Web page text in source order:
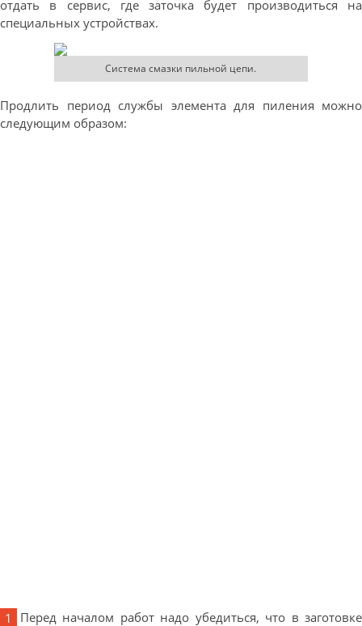
отдать в сервис, где заточка будет производиться на
специальных устройствах.
Система смазки пильной цепи.
Продлить период службы элемента для пиления можно
следующим образом:
Перед началом работ надо убедиться, что в заготовке